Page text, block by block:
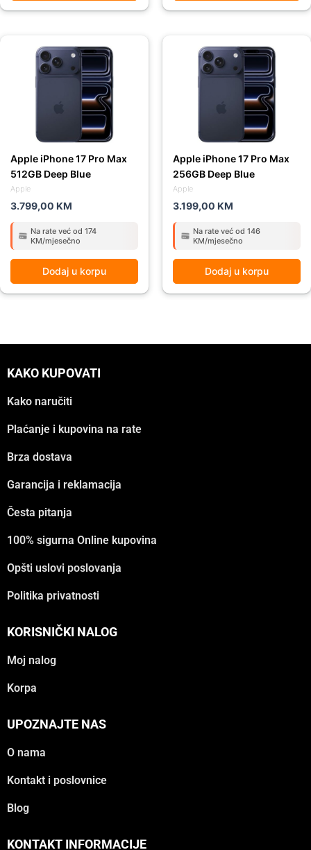
Apple
Apple iPhone 17 Pro Max
512GB Deep Blue
3.799,00 KM
Na rate već od 174
KM/mjesečno
Dodaj u korpu
Apple
Apple iPhone 17 Pro Max
256GB Deep Blue
3.199,00 KM
Na rate već od 146
KM/mjesečno
Dodaj u korpu
KAKO KUPOVATI
Kako naručiti
Plaćanje i kupovina na rate
Brza dostava
Garancija i reklamacija
Česta pitanja
100% sigurna Online kupovina
Opšti uslovi poslovanja
Politika privatnosti
KORISNIČKI NALOG
Moj nalog
Korpa
UPOZNAJTE NAS
O nama
Kontakt i poslovnice
Blog
KONTAKT INFORMACIJE